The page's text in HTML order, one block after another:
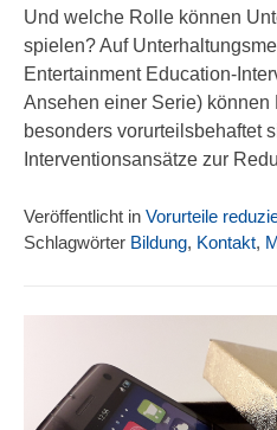
Und welche Rolle können
spielen? Auf
Entertainment Education-
Ansehen einer Serie)
besonders vorurteilsbehaftet
Interventionsansätze zur
Veröffentlicht in Vorurteile
Schlagwörter Bildung, Kontakt,